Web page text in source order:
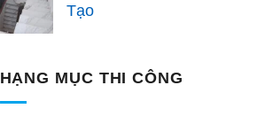
Tạo
HẠNG MỤC THI CÔNG